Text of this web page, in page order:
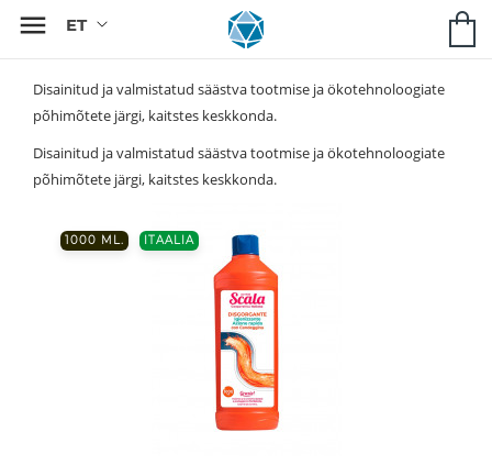

Disainitud ja valmistatud säästva tootmise ja ökotehnoloogiate
põhimõtete järgi, kaitstes keskkonda.
Disainitud ja valmistatud säästva tootmise ja ökotehnoloogiate
põhimõtete järgi, kaitstes keskkonda.
1000 ML. ITAALIA